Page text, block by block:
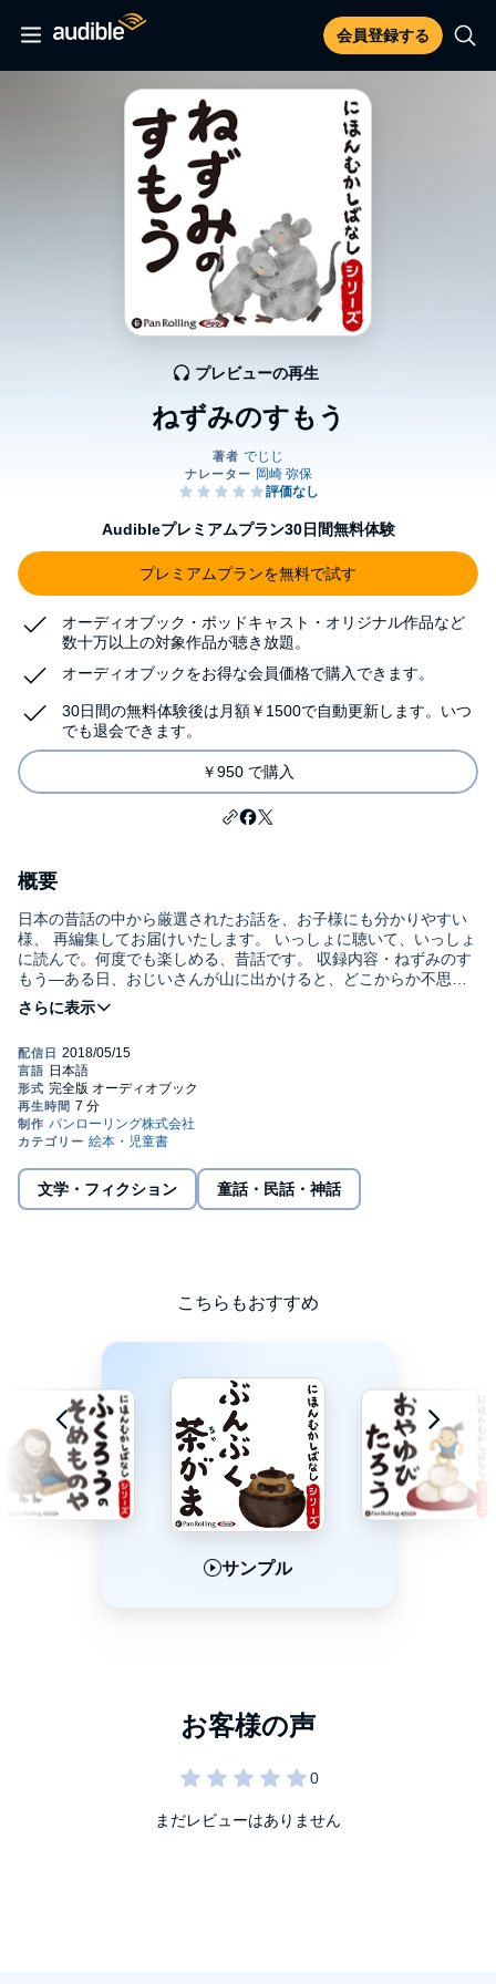
会員登録する
ねずみのすもう
プレビューの再生
Audibleプレミアムプラン30日間無料体験
プレミアムプランを無料で試す
オーディオブック・ポッドキャスト・オリジナル作品など
数十万以上の対象作品が聴き放題。
オーディオブックをお得な会員価格で購入できます。
30日間の無料体験後は月額￥1500で自動更新します。いつ
でも退会できます。
￥950 で購入
概要
日本の昔話の中から厳選されたお話を、お子様にも分かりやすい
様、 再編集してお届けいたします。 いっしょに聴いて、いっしょ
に読んで。何度でも楽しめる、昔話です。 収録内容・ねずみのす
もう―ある日、おじいさんが山に出かけると、どこからか不思議
な掛け声が聞こえてきました。(C)Panrolling 2012
文学・フィクション 童話・民話・神話
こちらもおすすめ
サンプル
まだレビューはありません